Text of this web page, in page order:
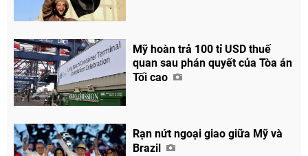
Mỹ hoàn trả 100 tỉ USD thuế
quan sau phán quyết của Tòa án
Tối cao
Rạn nứt ngoại giao giữa Mỹ và
Brazil